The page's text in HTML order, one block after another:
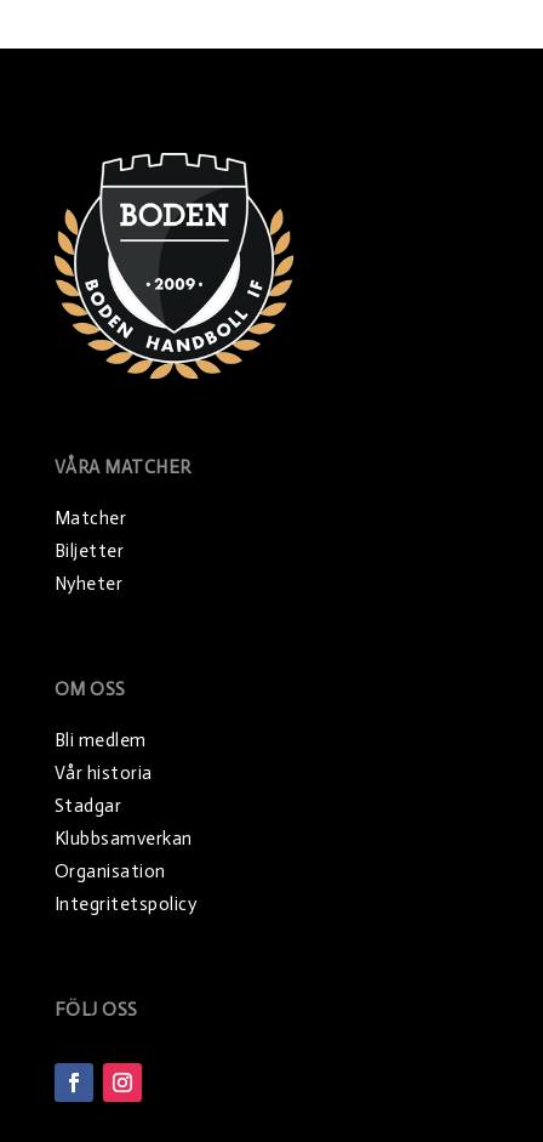
VÅRA MATCHER
Matcher
Biljetter
Nyheter
OM OSS
Bli medlem
Vår historia
Stadgar
Klubbsamverkan
Organisation
Integritetspolicy
FÖLJ OSS